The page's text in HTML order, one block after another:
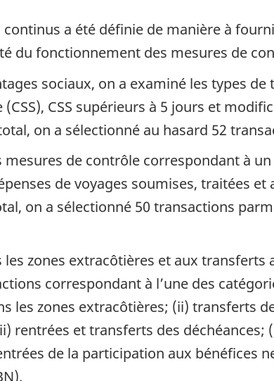
a été définie de manière à
du fonctionnement des mesures de
sociaux, on a examiné les types
CSS supérieurs à 5 jours et
on a sélectionné au hasard 52
de contrôle correspondant à
de voyages soumises, traitées et
on a sélectionné 50 transactions
zones extracôtières et aux transferts
correspondant à l’une des
les zones extracôtières; (ii) transferts
rentrées et transferts des déchéances;
de la participation aux bénéfices